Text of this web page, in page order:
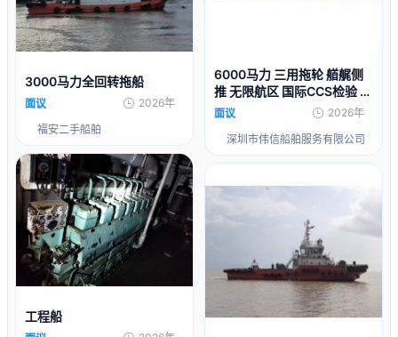
3000马力全回转拖船
面议 2026年
福安二手船舶
工程船
6000马力 三用拖轮 艏艉侧
推 无限航区 国际CCS检验 出
售2016年造
面议 2026年
深圳市伟信船舶服务有限公司